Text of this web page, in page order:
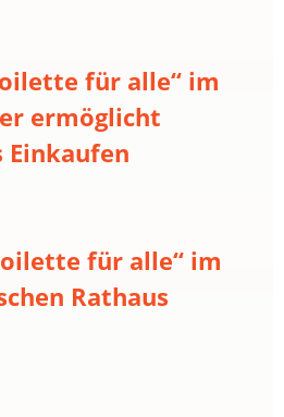
für alle“ im
ermöglicht
für alle“ im
Rathaus